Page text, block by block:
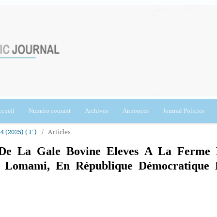
Numéro courant Archives Annonces Journal Policies
(2025) ( F ) / Articles
La Gale Bovine Eleves A La Ferme
En République Démocratique